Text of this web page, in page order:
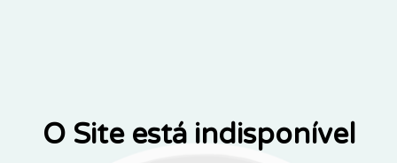
O Site está indisponível